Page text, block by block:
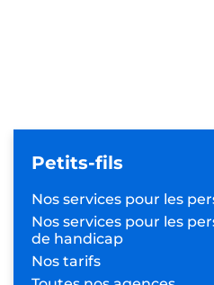
Petits-fils
Nos services pour les
Nos services pour les
de handicap
Nos tarifs